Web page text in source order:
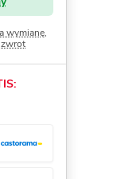
wymianę,
zwrot